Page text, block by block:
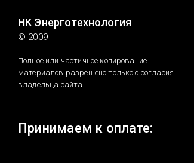
НК Энерготехнология
© 2009
Полное или частичное копирование
материалов разрешено только с согласия
владельца сайта
Принимаем к оплате: